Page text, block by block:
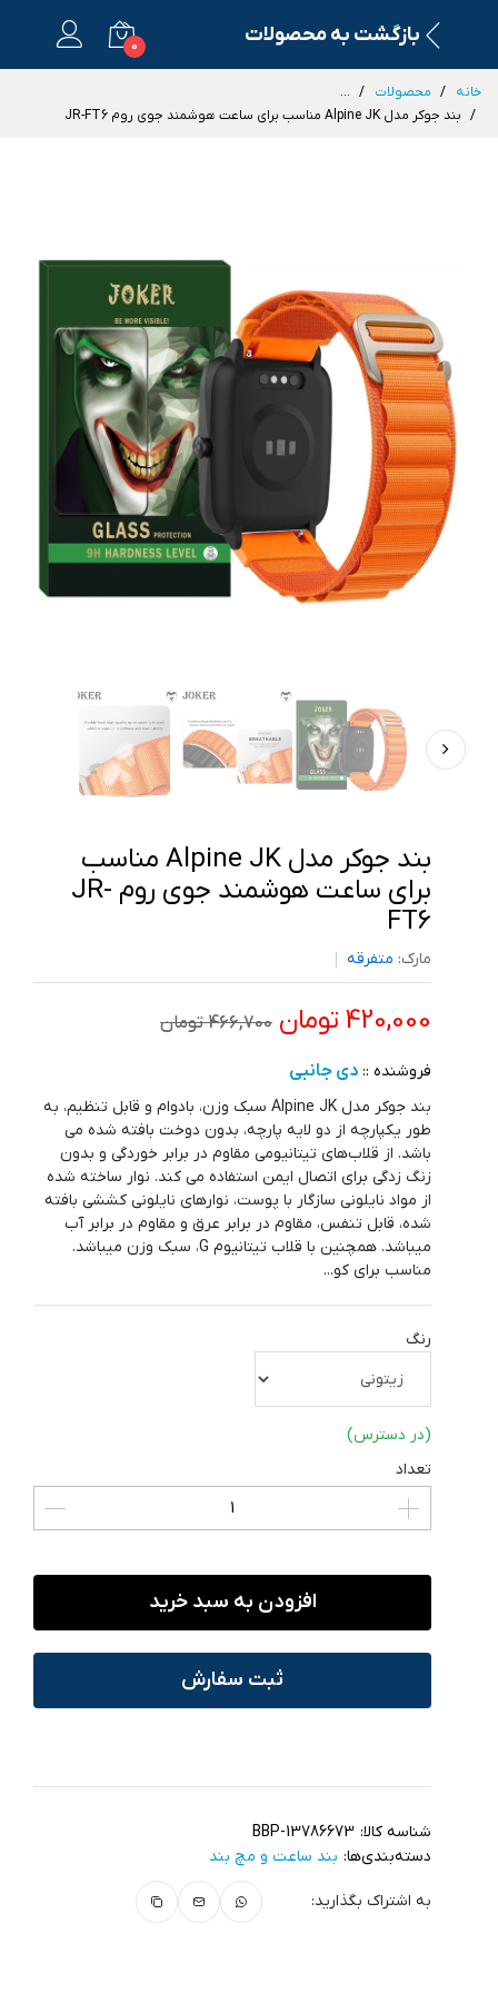
بازگشت به محصولات 0
خانه محصولات
...
بند جوکر مدل Alpine JK مناسب برای ساعت هوشمند جوی روم JR-FT6
بند جوکر مدل Alpine JK مناسب
برای ساعت هوشمند جوی روم JR-
FT6
مارک: متفرقه
420,000 تومان 466,700 تومان
فروشنده :: دی جانبی
بند جوکر مدل Alpine JK سبک وزن، بادوام و قابل تنظیم، به
طور یکپارچه از دو لایه پارچه، بدون دوخت بافته شده می
باشد. از قلاب‌های تیتانیومی مقاوم در برابر خوردگی و بدون
زنگ زدگی برای اتصال ایمن استفاده می کند. نوار ساخته شده
از مواد نایلونی سازگار با پوست، نوارهای نایلونی کششی بافته
شده، قابل تنفس، مقاوم در برابر عرق و مقاوم در برابر آب
میباشد. همچنین با قلاب تیتانیوم G، سبک وزن میباشد.
مناسب برای کو...
رنگ
(در دسترس)
تعداد
افزودن به سبد خرید
ثبت سفارش
شناسه کالا: BBP-13786673
دسته‌بندی‌ها: بند ساعت و مچ‌ بند
به اشتراک بگذارید: